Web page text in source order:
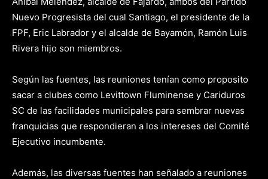
Nuevo Progresista del cual Santiago, el presidente de la
FPF, Eric Labrador y el alcalde de Bayamón, Ramón Luis
Rivera hijo son miembros.
Según las fuentes, las reuniones tenían como proposito
sacar a clubes como Levittown Fluminense y Cariduros
SC de las facilidades municipales para sembrar nuevas
franquicias que respondieran a los intereses del Comité
Ejecutivo incumbente.
Además, las diversas fuentes han señalado a reuniones